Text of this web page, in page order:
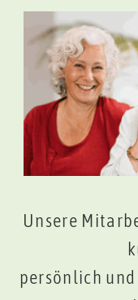
Unsere
persönlich